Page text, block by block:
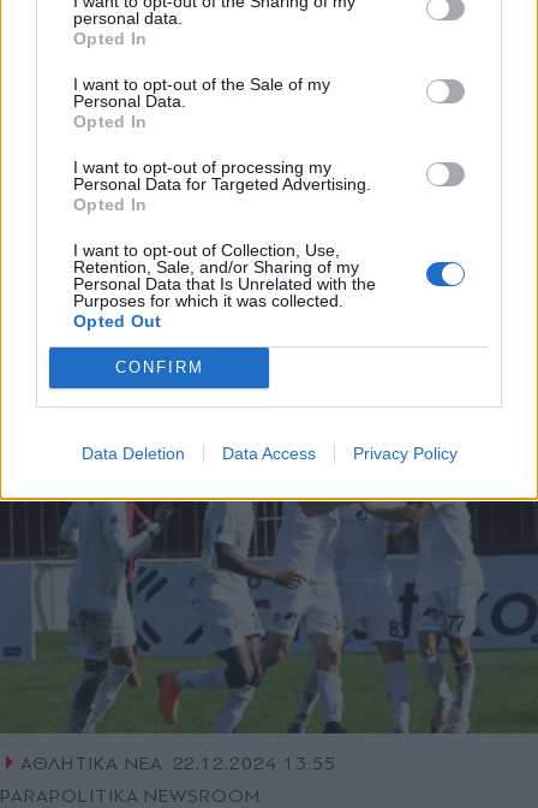
personal data.
Opted In
I want to opt-out of the Sale of my
Personal Data.
Opted In
I want to opt-out of processing my
Personal Data for Targeted Advertising.
Opted In
I want to opt-out of Collection, Use,
Retention, Sale, and/or Sharing of my
Personal Data that Is Unrelated with the
Purposes for which it was collected.
Opted Out
CONFIRM
Data Deletion Data Access Privacy Policy
ΑΘΛΗΤΙΚΑ ΝΕΑ 09.01.2025 18:51
Παναχαϊκή - ΟΦΗ 1-2: Σφράγισαν την
πρόκριση στα ημιτελικά του Κυπέλλου
Ελλάδος οι Κρητικοί
ΑΘΛΗΤΙΚΑ ΝΕΑ 22.12.2024 13:55
PARAPOLITIKA NEWSROOM
Αποδέχομαι τους
και την πολιτική απορρήτου
X